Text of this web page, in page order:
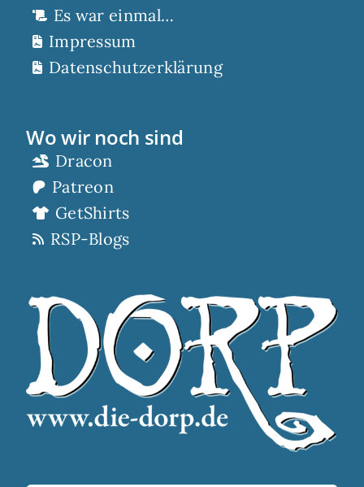
Es war einmal…
Impressum
Datenschutzerklärung
Wo wir noch sind
Dracon
Patreon
GetShirts
RSP-Blogs